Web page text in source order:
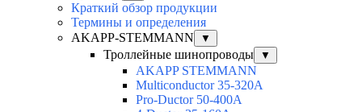
Краткий обзор продукции
Термины и определения
AKAPP-STEMMANN
▼
Троллейные шинопроводы ▼
AKAPP STEMMANN
Multiconductor 35-320А
Pro-Ductor 50-400А